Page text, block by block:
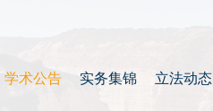
学术公告 实务集锦 立法动态